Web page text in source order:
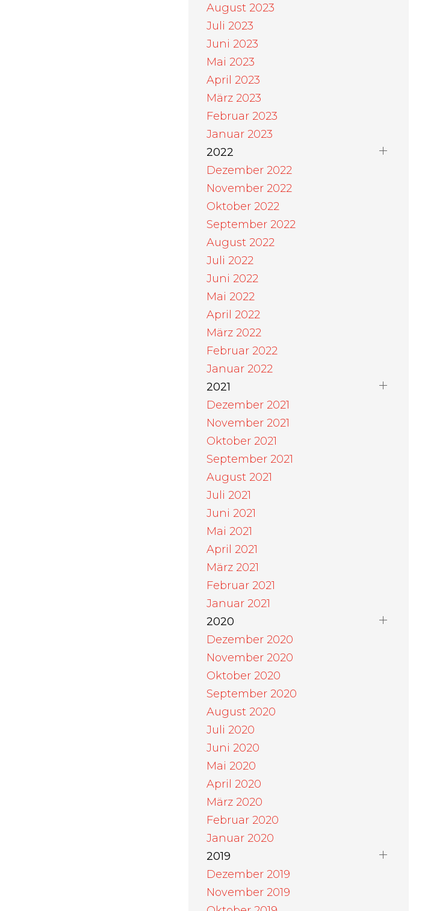
August 2023
Juli 2023
Juni 2023
Mai 2023
April 2023
März 2023
Februar 2023
Januar 2023
2022
Dezember 2022
November 2022
Oktober 2022
September 2022
August 2022
Juli 2022
Juni 2022
Mai 2022
April 2022
März 2022
Februar 2022
Januar 2022
2021
Dezember 2021
November 2021
Oktober 2021
September 2021
August 2021
Juli 2021
Juni 2021
Mai 2021
April 2021
März 2021
Februar 2021
Januar 2021
2020
Dezember 2020
November 2020
Oktober 2020
September 2020
August 2020
Juli 2020
Juni 2020
Mai 2020
April 2020
März 2020
Februar 2020
Januar 2020
2019
Dezember 2019
November 2019